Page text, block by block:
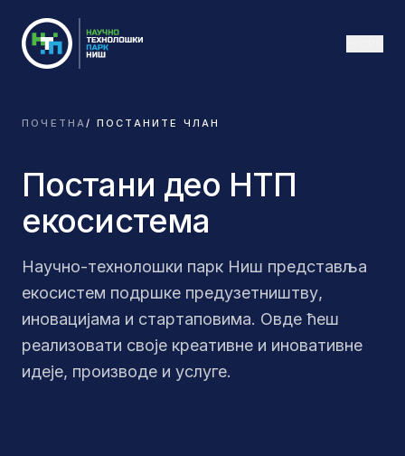
ПОЧЕТНА/ ПОСТАНИТЕ ЧЛАН
Постани део НТП
екосистема
Научно-технолошки парк Ниш представља
екосистем подршке предузетништву,
иновацијама и стартаповима. Овде ћеш
реализовати своје креативне и иновативне
идеје, производе и услуге.